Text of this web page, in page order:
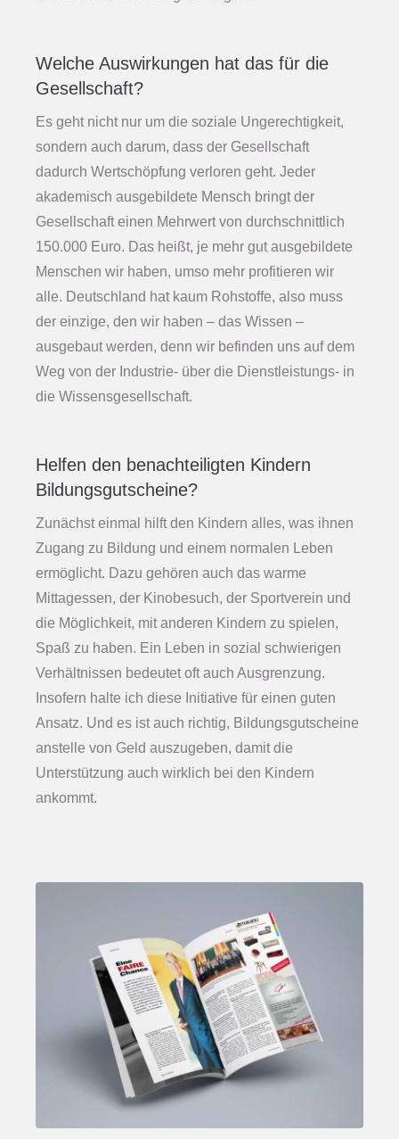
Welche Auswirkungen hat das für die
Gesellschaft?
Es geht nicht nur um die soziale Ungerechtigkeit,
sondern auch darum, dass der Gesellschaft
dadurch Wertschöpfung verloren geht. Jeder
akademisch ausgebildete Mensch bringt der
Gesellschaft einen Mehrwert von durchschnittlich
150.000 Euro. Das heißt, je mehr gut ausgebildete
Menschen wir haben, umso mehr profitieren wir
alle. Deutschland hat kaum Rohstoffe, also muss
der einzige, den wir haben – das Wissen –
ausgebaut werden, denn wir befinden uns auf dem
Weg von der Industrie- über die Dienstleistungs- in
die Wissensgesellschaft.
Helfen den benachteiligten Kindern
Bildungsgutscheine?
Zunächst einmal hilft den Kindern alles, was ihnen
Zugang zu Bildung und einem normalen Leben
ermöglicht. Dazu gehören auch das warme
Mittagessen, der Kinobesuch, der Sportverein und
die Möglichkeit, mit anderen Kindern zu spielen,
Spaß zu haben. Ein Leben in sozial schwierigen
Verhältnissen bedeutet oft auch Ausgrenzung.
Insofern halte ich diese Initiative für einen guten
Ansatz. Und es ist auch richtig, Bildungsgutscheine
anstelle von Geld auszugeben, damit die
Unterstützung auch wirklich bei den Kindern
ankommt.